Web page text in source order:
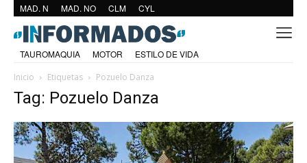
MAD. N MAD. NO CLM CYL
TAUROMAQUIA MOTOR
ESTILO DE VIDA
Inicio
Etiquetas Pozuelo Danza
Tag: Pozuelo Danza